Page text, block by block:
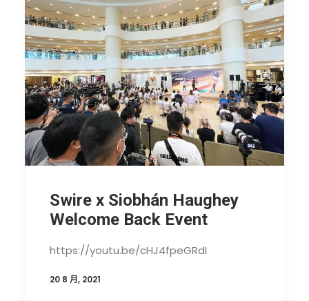
Swire x Siobhán Haughey
Welcome Back Event
https://youtu.be/cHJ4fpeGRdI
20 8 月, 2021